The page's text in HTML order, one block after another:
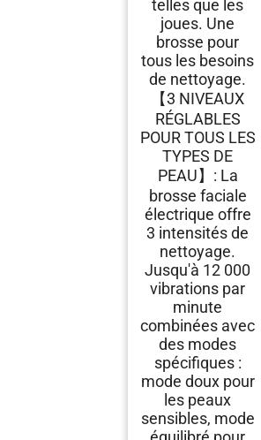
telles que les
joues. Une
brosse pour
tous les besoins
de nettoyage.
【3 NIVEAUX
RÉGLABLES
POUR TOUS LES
TYPES DE
PEAU】: La
brosse faciale
électrique offre
3 intensités de
nettoyage.
Jusqu'à 12 000
vibrations par
minute
combinées avec
des modes
spécifiques :
mode doux pour
les peaux
sensibles, mode